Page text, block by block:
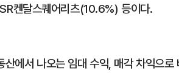
켄달스퀘어리츠(10.6%) 등이다.
산에서 나오는 임대 수익, 매각 차익으